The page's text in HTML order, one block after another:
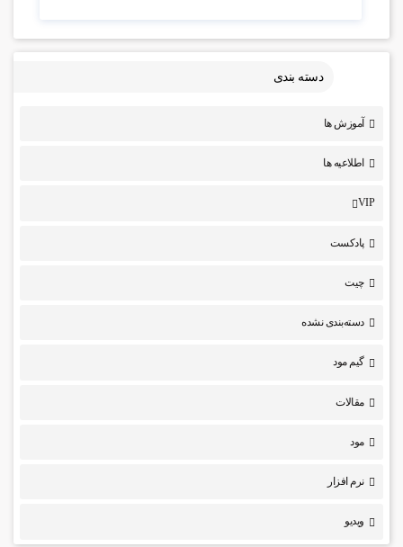
دسته بندی
آموزش ها
اطلاعیه ها
VIP
پادکست
چیت
دسته‌بندی نشده
گیم مود
مقالات
مود
نرم افزار
ویدیو